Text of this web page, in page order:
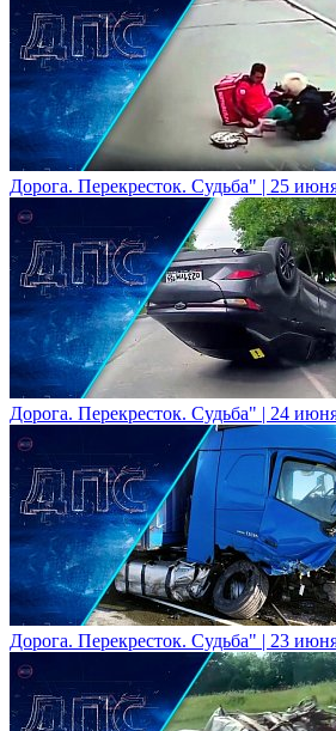
Дорога. Перекресток. Судьба" | 25
Дорога. Перекресток. Судьба" | 24
Дорога. Перекресток. Судьба" | 23